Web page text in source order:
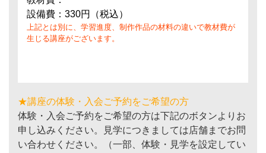
設備費：330円（税込）
上記とは別に、学習進度、制作作品の材料の違いで教材費が
生じる講座がございます。
★講座の体験・入会ご予約をご希望の方
体験・入会ご予約をご希望の方は下記のボタンよりお
申し込みください。見学につきましては店舗までお問
い合わせください。（一部、体験・見学を設定してい